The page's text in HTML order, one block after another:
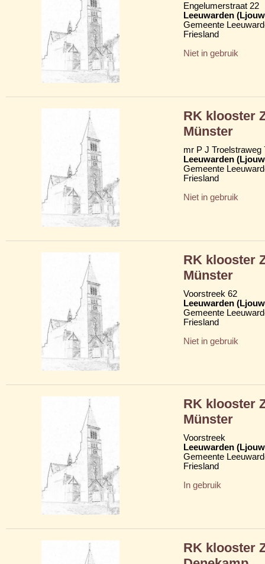
Engelumerstraat 22
Leeuwarden
Gemeente
Friesland
Niet in gebruik
RK klooster
Münster
mr P J Troelstraweg
Leeuwarden
Gemeente
Friesland
Niet in gebruik
RK klooster
Münster
Voorstreek 62
Leeuwarden
Gemeente
Friesland
Niet in gebruik
RK klooster
Münster
Voorstreek
Leeuwarden
Gemeente
Friesland
In gebruik
RK klooster